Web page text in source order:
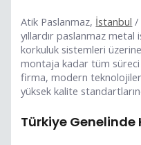
Atik Paslanmaz, İstanbul /
yıllardır paslanmaz
korkuluk sistemleri
montaja kadar tüm
firma, modern
yüksek kalite
Türkiye Genelinde